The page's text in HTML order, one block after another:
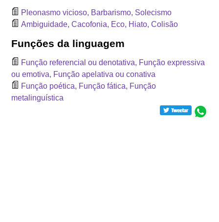
Pleonasmo vicioso, Barbarismo, Solecismo
Ambiguidade, Cacofonia, Eco, Hiato, Colisão
Funções da linguagem
Função referencial ou denotativa, Função expressiva
ou emotiva, Função apelativa ou conativa
Função poética, Função fática, Função
metalinguística